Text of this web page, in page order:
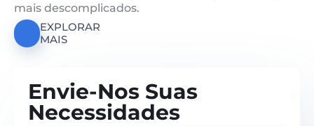
mais descomplicados.
EXPLORAR
MAIS
Envie-Nos Suas
Necessidades